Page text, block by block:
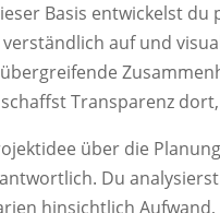
Basis entwickelst
auf und
Transparenz
über die
Du
hinsichtlich